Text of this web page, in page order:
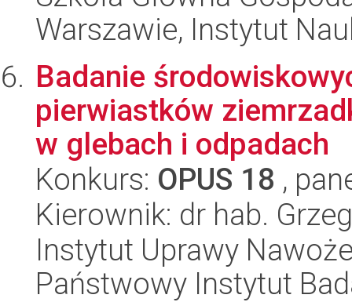
Warszawie, Instytut
Badanie
pierwiastków
w glebach i odpadach
Konkurs: OPUS 18 ,
Kierownik: dr hab.
Instytut Uprawy
Państwowy Instytut